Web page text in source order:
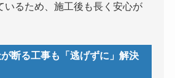
いるため、施工後も長く安心が
断る工事も「逃げずに」解決